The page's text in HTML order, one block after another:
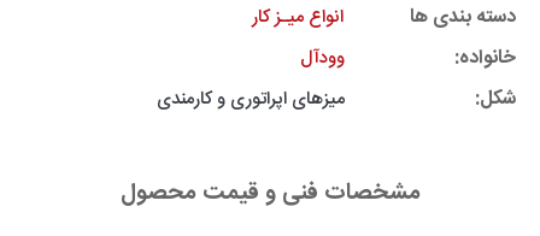
دسته بندی ها انواع میـز کار
خانواده: وودآل
شکل: میزهای اپراتوری و کارمندی
مشخصات فنی و قیمت محصول